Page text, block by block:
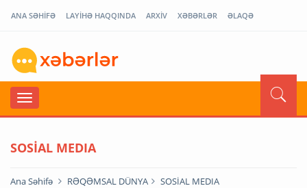
ANA SƏHİFƏ LAYİHƏ HAQQINDA ARXİV XƏBƏRLƏR ƏLAQƏ
SOSİAL MEDIA
Ana Səhifə RƏQƏMSAL DÜNYA SOSİAL MEDIA